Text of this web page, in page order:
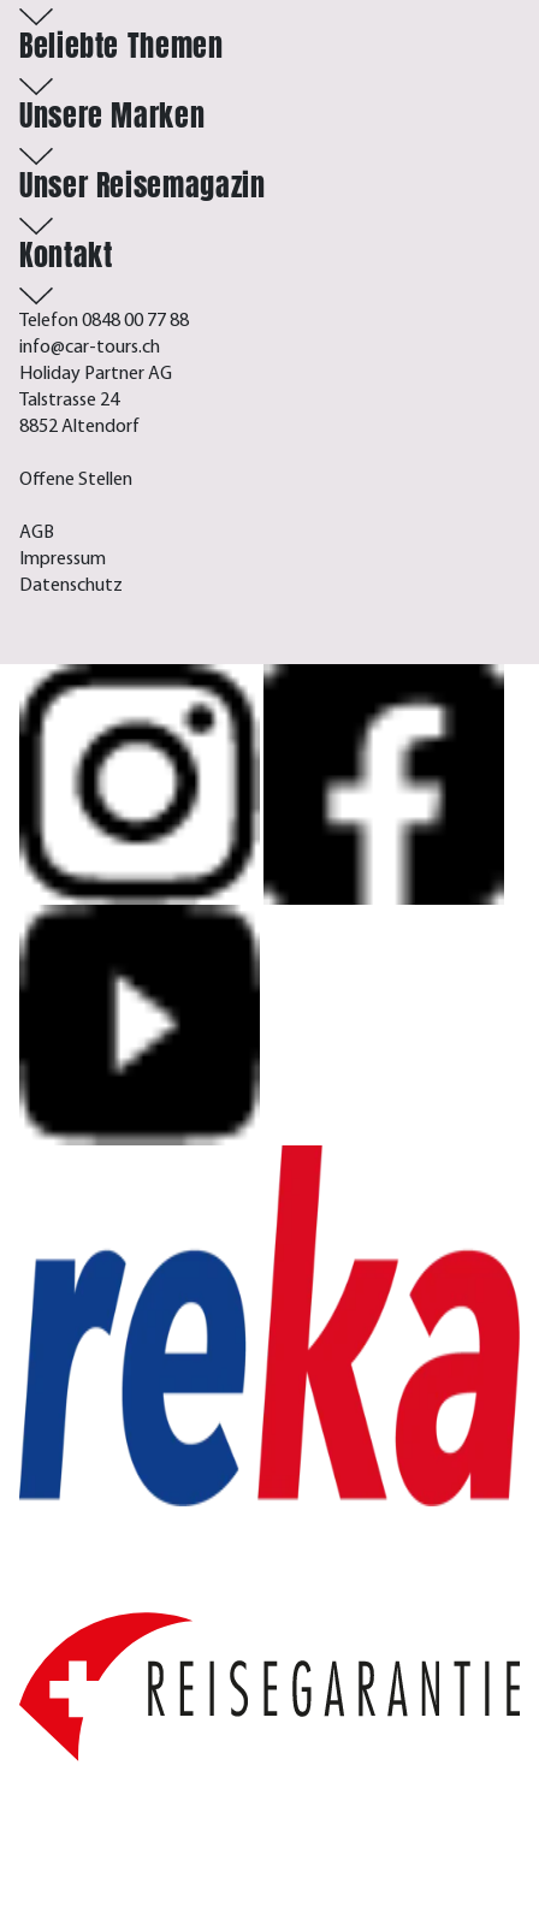
Beliebte Themen
Unsere Marken
Unser Reisemagazin
Kontakt
Telefon 0848 00 77 88
info@car-tours.ch
Holiday Partner AG
Talstrasse 24
8852 Altendorf
Offene Stellen
AGB
Impressum
Datenschutz